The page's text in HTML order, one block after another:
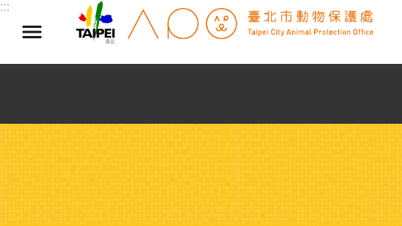
跳到主要內容區塊
:::